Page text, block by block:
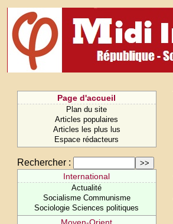
Page d'accueil
Plan du site
Articles populaires
Articles les plus lus
Espace rédacteurs
Rechercher :
International
Actualité
Socialisme Communisme
Sociologie Sciences politiques